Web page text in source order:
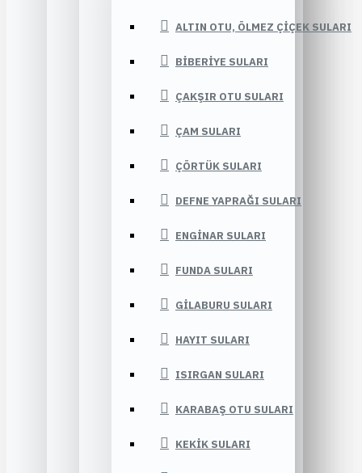
ALTIN OTU, ÖLMEZ ÇIÇEK SULARI
BIBERIYE SULARI
ÇAKŞIR OTU SULARI
ÇAM SULARI
ÇÖRTÜK SULARI
DEFNE YAPRAĞI SULARI
ENGINAR SULARI
FUNDA SULARI
GILABURU SULARI
HAYIT SULARI
ISIRGAN SULARI
KARABAŞ OTU SULARI
KEKIK SULARI